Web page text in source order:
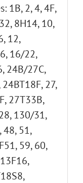
1B, 2, 4, 4F,
8H14, 10,
12,
16/22,
24B/27C,
27,
27T33B,
130/31,
48, 51,
59, 60,